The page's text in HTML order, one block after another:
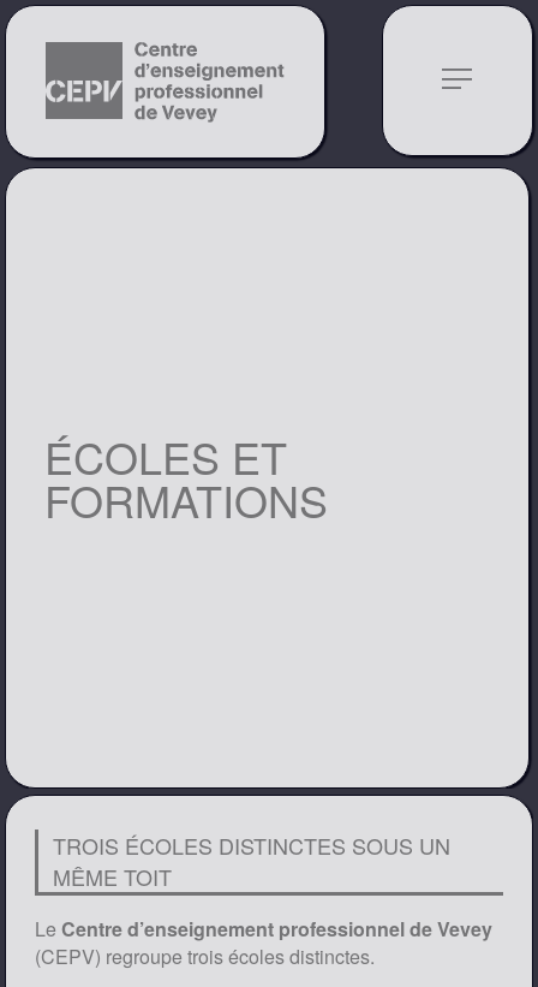
notes
ÉCOLES ET
FORMATIONS
TROIS ÉCOLES DISTINCTES SOUS UN
MÊME TOIT
LeCentre d’enseignement professionnel de Vevey
(CEPV) regroupe trois écoles distinctes.